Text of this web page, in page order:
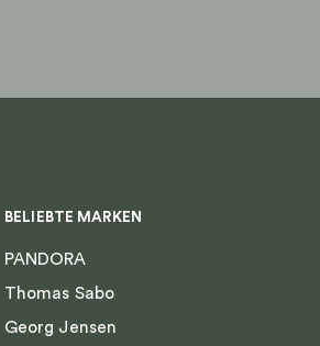
BELIEBTE MARKEN
PANDORA
Thomas Sabo
Georg Jensen